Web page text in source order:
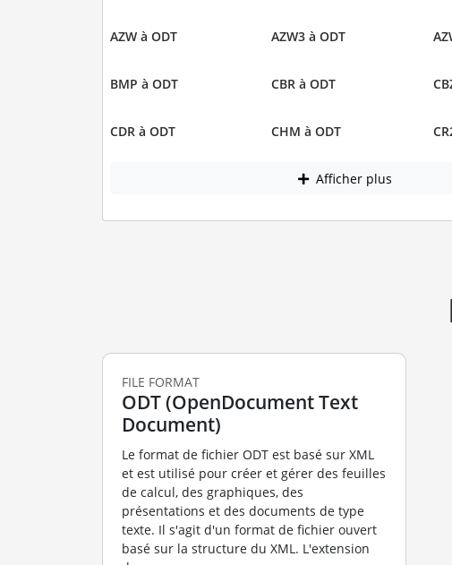
AZW à ODT AZW3 à ODT
BMP à ODT CBR à ODT
CDR à ODT CHM à ODT
Afficher plus
FILE FORMAT
ODT (OpenDocument Text
Document)
Le format de fichier ODT est basé sur XML
et est utilisé pour créer et gérer des feuilles
de calcul, des graphiques, des
présentations et des documents de type
texte. Il s'agit d'un format de fichier ouvert
basé sur la structure du XML. L'extension